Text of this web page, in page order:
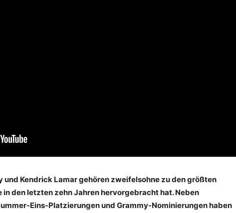
und Kendrick Lamar gehören zweifelsohne zu den größten
in den letzten zehn Jahren hervorgebracht hat. Neben
Eins-Platzierungen und Grammy-Nominierungen haben